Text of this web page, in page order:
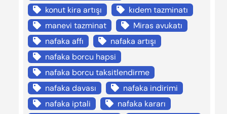
konut kira artışı
kıdem tazminatı
manevi tazminat
Miras avukatı
nafaka affı
nafaka artışı
nafaka borcu hapsi
nafaka borcu taksitlendirme
nafaka davası
nafaka indirimi
nafaka iptali
nafaka kararı